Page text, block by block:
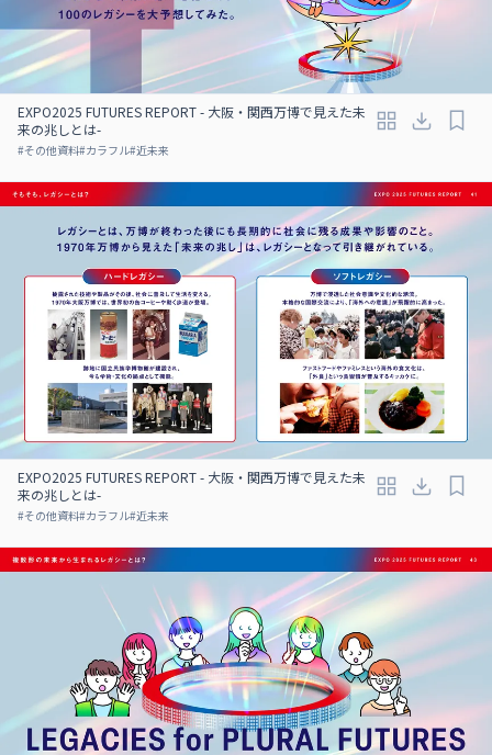
EXPO2025 FUTURES REPORT - 大阪・関西万博で見えた未
来の兆しとは-
#その他資料#カラフル#近未来
EXPO2025 FUTURES REPORT - 大阪・関西万博で見えた未
来の兆しとは-
#その他資料#カラフル#近未来